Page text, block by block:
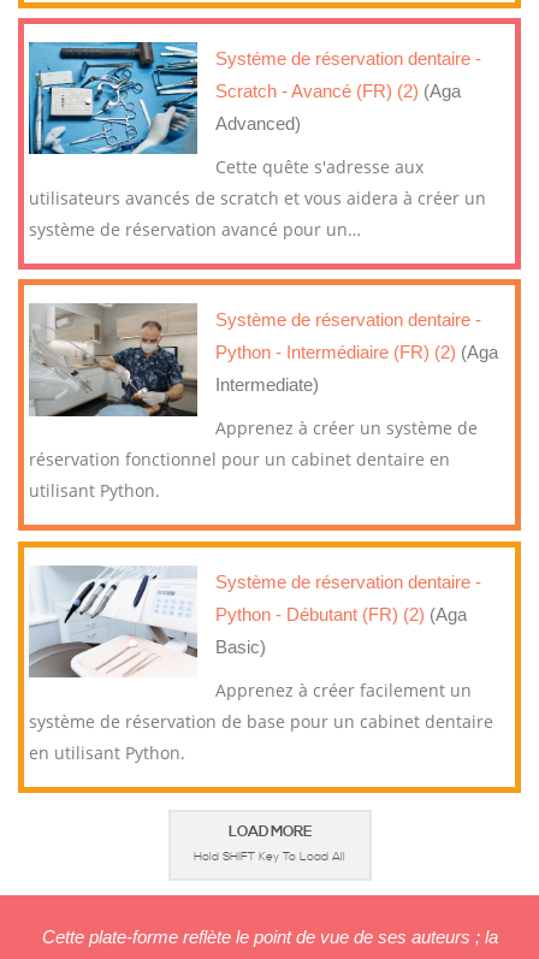
Systéme de réservation dentaire -
Scratch - Avancé (FR) (2) (Aga
Advanced)
Cette quête s'adresse aux
utilisateurs avancés de scratch et vous aidera à créer un
système de réservation avancé pour un…
Système de réservation dentaire -
Python - Intermédiaire (FR) (2) (Aga
Intermediate)
Apprenez à créer un système de
réservation fonctionnel pour un cabinet dentaire en
utilisant Python.
Système de réservation dentaire -
Python - Débutant (FR) (2) (Aga
Basic)
Apprenez à créer facilement un
système de réservation de base pour un cabinet dentaire
en utilisant Python.
LOAD MORE
Hold SHIFT Key To Load All
Cette plate-forme reflète le point de vue de ses auteurs ; la